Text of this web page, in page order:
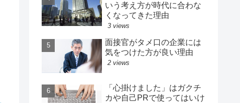
いう考え方が時代に合わな
くなってきた理由
3 views
面接官がタメ口の企業には
気をつけた方が良い理由
2 views
「心掛けました」はガクチ
カや自己PRで使ってはいけ